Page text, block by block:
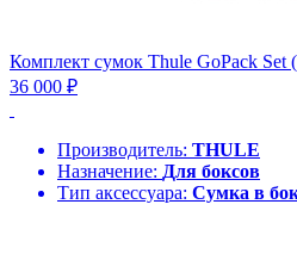
Комплект сумок Thule GoPack Set
36 000 ₽
Производитель: THULE
Назначение: Для боксов
Тип аксессуара: Сумка в